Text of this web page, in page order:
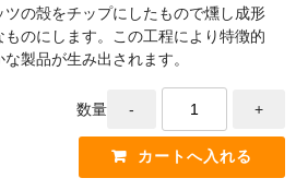
ツの殻をチップにしたもので燻し成形
ものにします。この工程により特徴的
製品が生み出されます。
数量